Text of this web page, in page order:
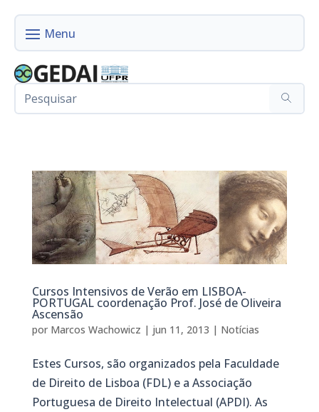
Cursos Intensivos de Verão em LISBOA-
PORTUGAL coordenação Prof. José de Oliveira
Ascensão
por Marcos Wachowicz | jun 11, 2013 | Notícias
Estes Cursos, são organizados pela Faculdade
de Direito de Lisboa (FDL) e a Associação
Portuguesa de Direito Intelectual (APDI). As